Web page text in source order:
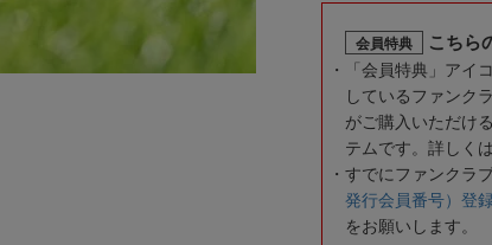
会員特典 こちら
「会員特典」アイ
しているファンク
がご購入いただけ
テムです。詳しく
すでにファンクラ
発行会員番号）登
をお願いします。